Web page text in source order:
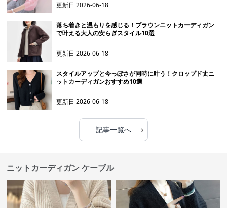
更新日2026-06-18
落ち着きと温もりを感じる！ブラウンニットカーディガン
で叶える大人の安らぎスタイル10選
更新日2026-06-18
スタイルアップと今っぽさが同時に叶う！クロップド丈ニ
ットカーディガンおすすめ10選
更新日2026-06-18
記事一覧へ ›
ニットカーディガン ケーブル